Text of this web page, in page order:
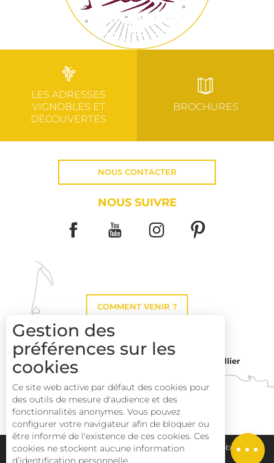
Prestations
LES ADRESSES
VIGNOBLES ET
DÉCOUVERTES
BROCHURES
NOUS CONTACTER
NOUS SUIVRE
COMMENT VENIR ?
Montpellier
Perpignan
Plan du site Pays Haut Languedoc et Vignobles
Gestion des
préférences sur les
cookies
Ce site web active par défaut des cookies pour
des outils de mesure d'audience et des
fonctionnalités anonymes. Vous pouvez
configurer votre navigateur afin de bloquer ou
être informé de l'existence de ces cookies. Ces
cookies ne stockent aucune information
d’identification personnelle.